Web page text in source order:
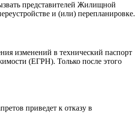
представителей Жилищной
и (или) перепланировке.
изменений в технический паспорт
(ЕГРН). Только после этого
приведет к отказу в